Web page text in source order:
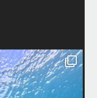
ジです
渡嘉敷島上陸ツアーとケラ
て毎日海へ行っております